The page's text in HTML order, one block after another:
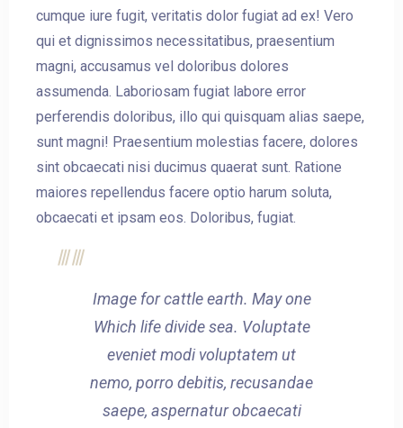
cumque iure fugit, veritatis dolor fugiat ad ex! Vero
qui et dignissimos necessitatibus, praesentium
magni, accusamus vel doloribus dolores
assumenda. Laboriosam fugiat labore error
perferendis doloribus, illo qui quisquam alias saepe,
sunt magni! Praesentium molestias facere, dolores
sint obcaecati nisi ducimus quaerat sunt. Ratione
maiores repellendus facere optio harum soluta,
obcaecati et ipsam eos. Doloribus, fugiat.
Image for cattle earth. May one
Which life divide sea. Voluptate
eveniet modi voluptatem ut
nemo, porro debitis, recusandae
saepe, aspernatur obcaecati